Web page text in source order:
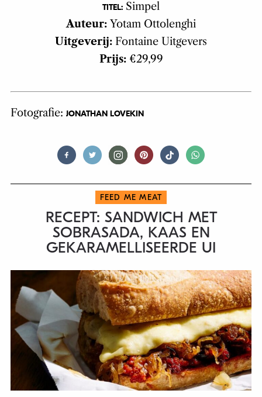
TITEL: Simpel
Auteur: Yotam Ottolenghi
Uitgeverij: Fontaine Uitgevers
Prijs:€29,99
Fotografie: JONATHAN LOVEKIN
FEED ME MEAT
RECEPT: SANDWICH MET
SOBRASADA, KAAS EN
GEKARAMELLISEERDE UI